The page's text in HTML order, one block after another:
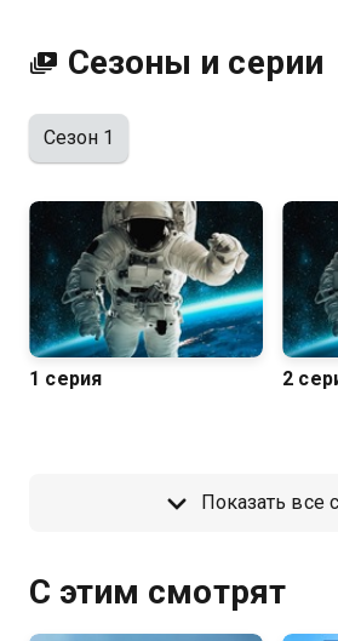
Сезоны и серии
Сезон 1
1 серия 2
Показать все
С этим смотрят